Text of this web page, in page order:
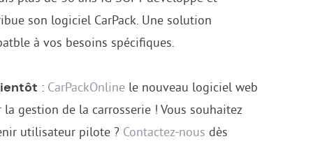
son logiciel CarPack. Une solution
à vos besoins spécifiques.
: CarPackOnline le nouveau logiciel web
la gestion de la carrosserie ! Vous souhaitez
utilisateur pilote ? Contactez-nous dès